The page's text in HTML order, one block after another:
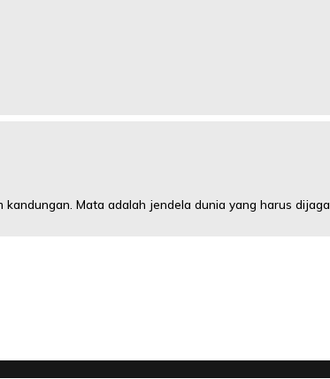
Mata adalah jendela dunia yang harus dijaga